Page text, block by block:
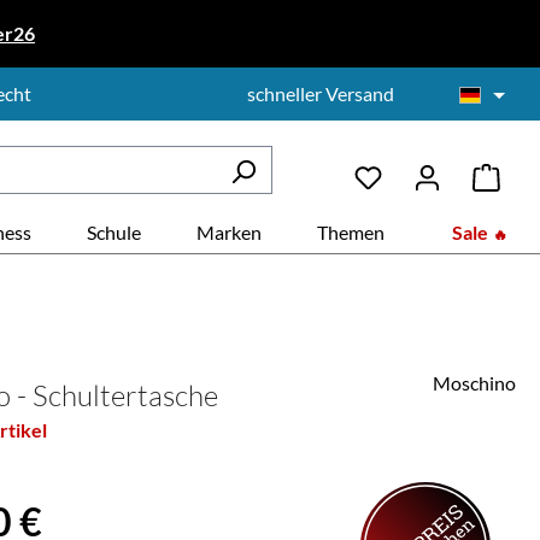
schneller Versand
Schule Marken Themen Sale
- Schultertasche Moschino
€